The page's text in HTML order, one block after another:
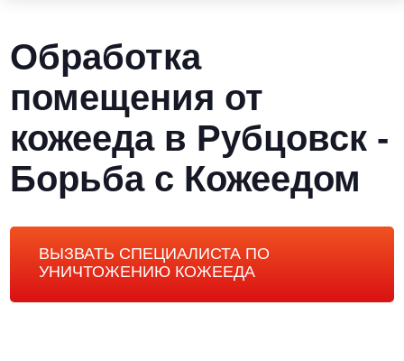
Обработка
помещения от
кожееда в Рубцовск -
Борьба с Кожеедом
ВЫЗВАТЬ СПЕЦИАЛИСТА ПО
УНИЧТОЖЕНИЮ КОЖЕЕДА